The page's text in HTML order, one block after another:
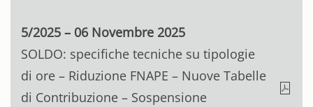
5/2025 – 06 Novembre 2025
SOLDO: specifiche tecniche su tipologie
di ore – Riduzione FNAPE – Nuove Tabelle
di Contribuzione – Sospensione